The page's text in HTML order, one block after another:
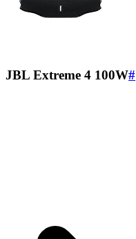
JBL Extreme 4 100W#